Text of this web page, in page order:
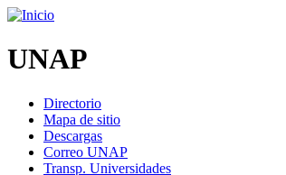
UNAP
Directorio
Mapa de sitio
Descargas
Correo UNAP
Transp. Universidades